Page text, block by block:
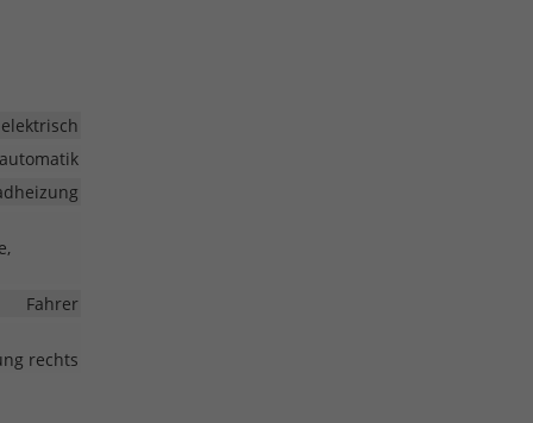
elektrisch
Fahrer
rechts